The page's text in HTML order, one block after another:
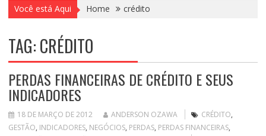
Você está Aqui Home crédito
TAG:CRÉDITO
PERDAS FINANCEIRAS DE CRÉDITO E SEUS
INDICADORES
18 DE MARÇO DE 2012 ANDERSON OZAWA CRÉDITO,
GESTÃO, INDICADORES, NEGÓCIOS, PERDAS, PERDAS FINANCEIRAS,